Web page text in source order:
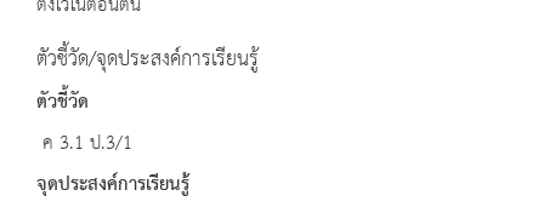
ตัวชี้วัด/จุดประสงค์การเรียนรู้
ตัวชี้วัด
ค 3.1 ป.3/1
จุดประสงค์การเรียนรู้